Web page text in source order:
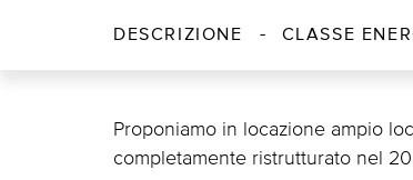
DESCRIZIONE CLASSE
Proponiamo in locazione ampio
completamente ristrutturato nel